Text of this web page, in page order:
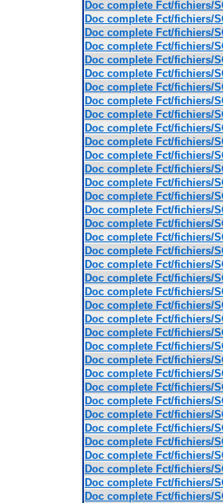
Doc complete Fct/fichiers/
Doc complete Fct/fichiers/
Doc complete Fct/fichiers/
Doc complete Fct/fichiers/
Doc complete Fct/fichiers/
Doc complete Fct/fichiers/
Doc complete Fct/fichiers/
Doc complete Fct/fichiers/
Doc complete Fct/fichiers/
Doc complete Fct/fichiers/
Doc complete Fct/fichiers/
Doc complete Fct/fichiers/
Doc complete Fct/fichiers/
Doc complete Fct/fichiers/
Doc complete Fct/fichiers/
Doc complete Fct/fichiers/
Doc complete Fct/fichiers/
Doc complete Fct/fichiers/
Doc complete Fct/fichiers/
Doc complete Fct/fichiers/
Doc complete Fct/fichiers/
Doc complete Fct/fichiers/
Doc complete Fct/fichiers/
Doc complete Fct/fichiers/
Doc complete Fct/fichiers/
Doc complete Fct/fichiers/
Doc complete Fct/fichiers/
Doc complete Fct/fichiers/
Doc complete Fct/fichiers/
Doc complete Fct/fichiers/
Doc complete Fct/fichiers/
Doc complete Fct/fichiers/
Doc complete Fct/fichiers/
Doc complete Fct/fichiers/
Doc complete Fct/fichiers/
Doc complete Fct/fichiers/
Doc complete Fct/fichiers/